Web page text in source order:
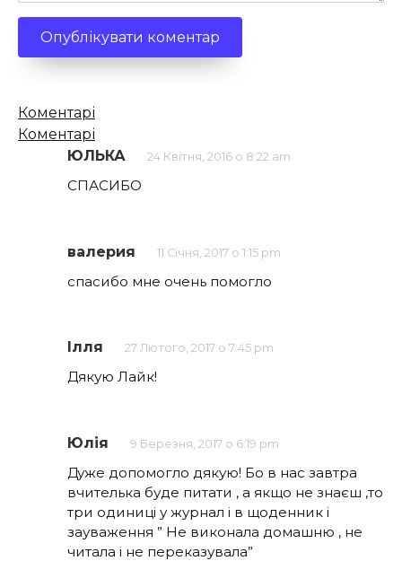
Кількість
коментарів
Коментарі
Коментарі
ЮЛЬКА
24 Квітня, 2016 о 8:22 am
СПАСИБО
валерия 11 Січня, 2017 о 1:15 pm
спасибо мне очень помогло
Ілля 27 Лютого, 2017 о 7:45 pm
Дякую Лайк!
Юлія 9 Березня, 2017 о 6:19 pm
Дуже допомогло дякую! Бо в нас завтра
вчителька буде питати , а якщо не знаєш ,то
три одиниці у журнал і в щоденник і
зауваження ” Не виконала домашню , не
читала і не переказувала”